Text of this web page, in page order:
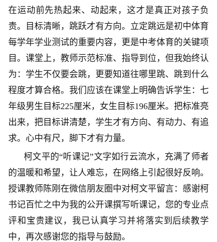
在运动前先热起来、动起来，这才是真正对孩子负
责。目标清晰，跳跃才有方向。立定跳远是初中体育
每学年学业测试的重要内容，更是中考体育的关键项
目。课堂上，教师示范标准、指导到位，但我始终认
为：学生不仅要会跳，更要知道往哪里跳、跳到什么
程度才算合格。我们应该在课堂上明确告诉学生：七
年级男生目标225厘米，女生目标196厘米。把标准亮
出来，把目标讲清楚，学生才有方向、有动力、有追
求。心中有尺，脚下才有力量。
柯文平的“听课记”文字如行云流水，充满了师者
的温暖和希望，让人难忘，在网络上引起很好反响。
授课教师陈刚在微信朋友圈中对柯文平留言：感谢柯
书记百忙之中为我的公开课撰写听课记，您的专业点
评和宝贵建议，我已认真学习并将落实到后续教学
中，再次感谢您的指导与鼓励。